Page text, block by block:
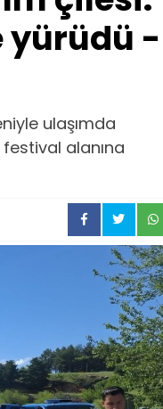
yürüdü -
ulaşımda
alanına